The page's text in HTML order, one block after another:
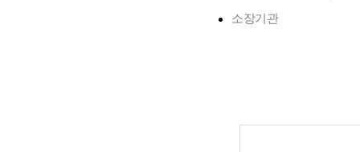
소장기관